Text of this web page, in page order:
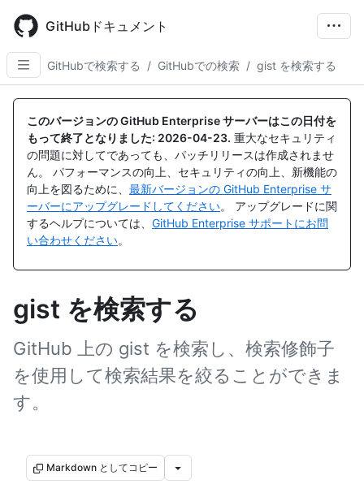
main
content
GitHubドキュメント
GitHubで検索する / GitHubでの検索 / gist を検索する
このバージョンの GitHub Enterprise サーバーはこの日付を
もって終了となりました: 2026-04-23. 重大なセキュリティ
の問題に対してであっても、パッチリリースは作成されませ
ん。 パフォーマンスの向上、セキュリティの向上、新機能の
向上を図るために、 最新バージョンの GitHub Enterprise サ
ーバーにアップグレードしてください。 アップグレードに関
するヘルプについては、 GitHub Enterprise サポートにお問
い合わせください。
gist を検索する
GitHub 上の gist を検索し、検索修飾子
を使用して検索結果を絞ることができま
す。
Markdown としてコピー